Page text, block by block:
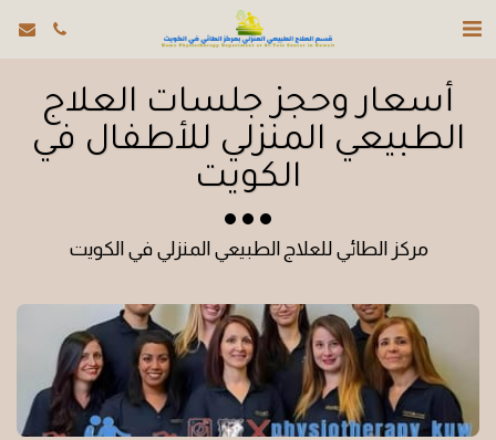
أسعار وحجز جلسات العلاج
الطبيعي المنزلي للأطفال في
الكويت
مركز الطائي للعلاج الطبيعي المنزلي في الكويت